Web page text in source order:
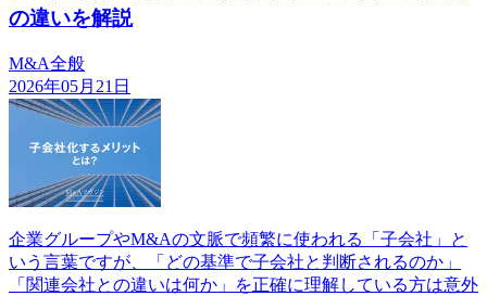
の違いを解説
M&A全般
2026年05月21日
企業グループやM&Aの文脈で頻繁に使われる「子会社」と
いう言葉ですが、「どの基準で子会社と判断されるのか」
「関連会社との違いは何か」を正確に理解している方は意外